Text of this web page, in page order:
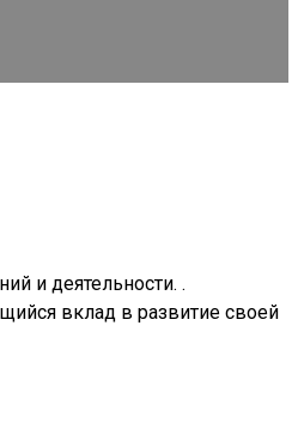
и деятельности. .
вклад в развитие своей